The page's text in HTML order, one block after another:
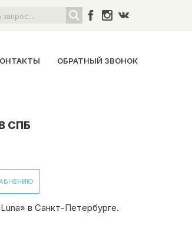
ОБРАТНЫЙ ЗВОНОК
СПБ
в Санкт-Петербурге.